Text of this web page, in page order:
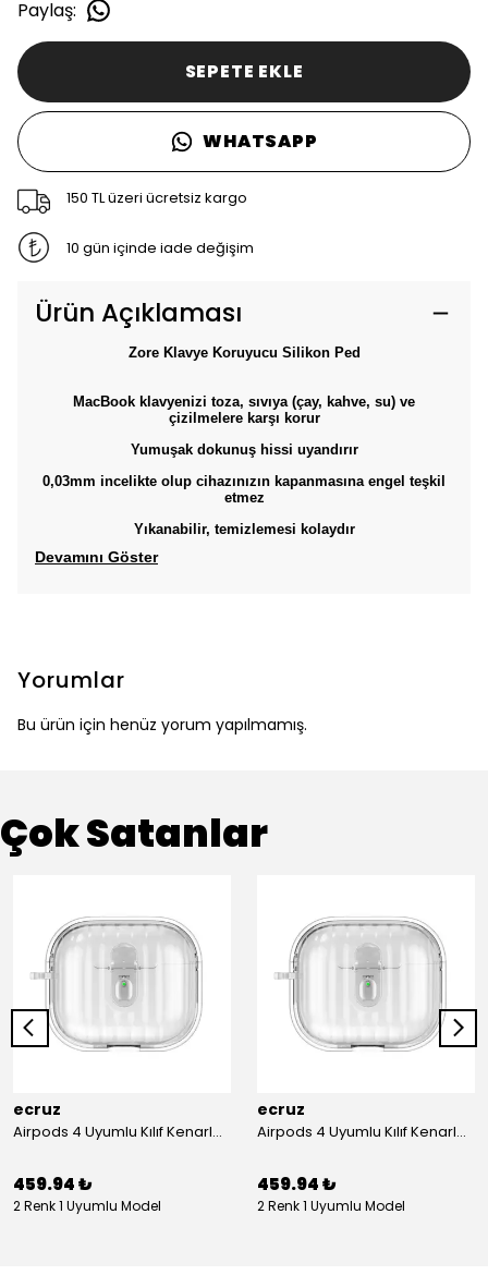
Paylaş:
SEPETE EKLE
WHATSAPP
150 TL üzeri ücretsiz kargo
10 gün içinde iade değişim
Ürün Açıklaması
Zore Klavye Koruyucu Silikon Ped
MacBook klavyenizi toza, sıvıya (çay, kahve, su) ve
çizilmelere karşı korur
Yumuşak dokunuş hissi uyandırır
0,03mm incelikte olup cihazınızın kapanmasına engel teşkil
etmez
Yıkanabilir, temizlemesi kolaydır
Devamını Göster
Yorumlar
Bu ürün için henüz yorum yapılmamış.
Çok Satanlar
ecruz
Airpods 4 Uyumlu Kılıf Kenarları Renkli Şeffaf Dilimli Silikon Ecruz Airbag 40 Uyumlu Kılıf
459.94 ₺
2 Renk 1 Uyumlu Model
ecruz
Airpods 4 Uyumlu Kılıf Kenarları Renkli Şeffaf Dilimli Silikon Ecruz Airbag 40 Uyumlu Kılıf
459.94 ₺
2 Renk 1 Uyumlu Model